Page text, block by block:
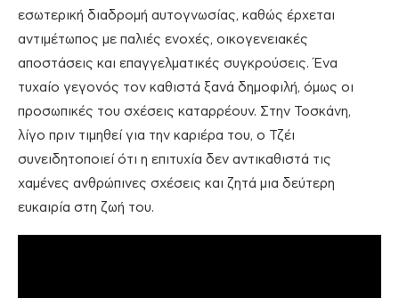
εσωτερική διαδρομή αυτογνωσίας, καθώς έρχεται
αντιμέτωπος με παλιές ενοχές, οικογενειακές
αποστάσεις και επαγγελματικές συγκρούσεις. Ένα
τυχαίο γεγονός τον καθιστά ξανά δημοφιλή, όμως οι
προσωπικές του σχέσεις καταρρέουν. Στην Τοσκάνη,
λίγο πριν τιμηθεί για την καριέρα του, ο Τζέι
συνειδητοποιεί ότι η επιτυχία δεν αντικαθιστά τις
χαμένες ανθρώπινες σχέσεις και ζητά μια δεύτερη
ευκαιρία στη ζωή του.